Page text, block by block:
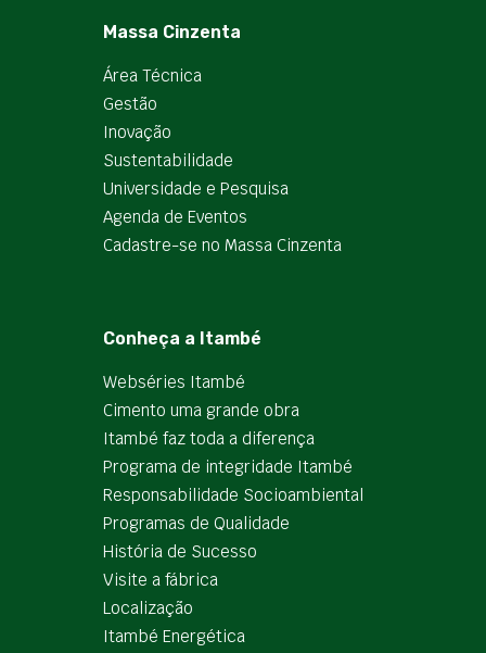
Massa Cinzenta
Área Técnica
Gestão
Inovação
Sustentabilidade
Universidade e Pesquisa
Agenda de Eventos
Cadastre-se no Massa Cinzenta
Conheça a Itambé
Webséries Itambé
Cimento uma grande obra
Itambé faz toda a diferença
Programa de integridade Itambé
Responsabilidade Socioambiental
Programas de Qualidade
História de Sucesso
Visite a fábrica
Localização
Itambé Energética